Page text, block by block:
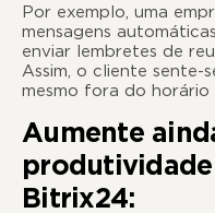
Por exemplo, uma
mensagens
enviar lembretes de
Assim, o cliente sente-
mesmo fora do horário
Aumente
produtividade
Bitrix24: